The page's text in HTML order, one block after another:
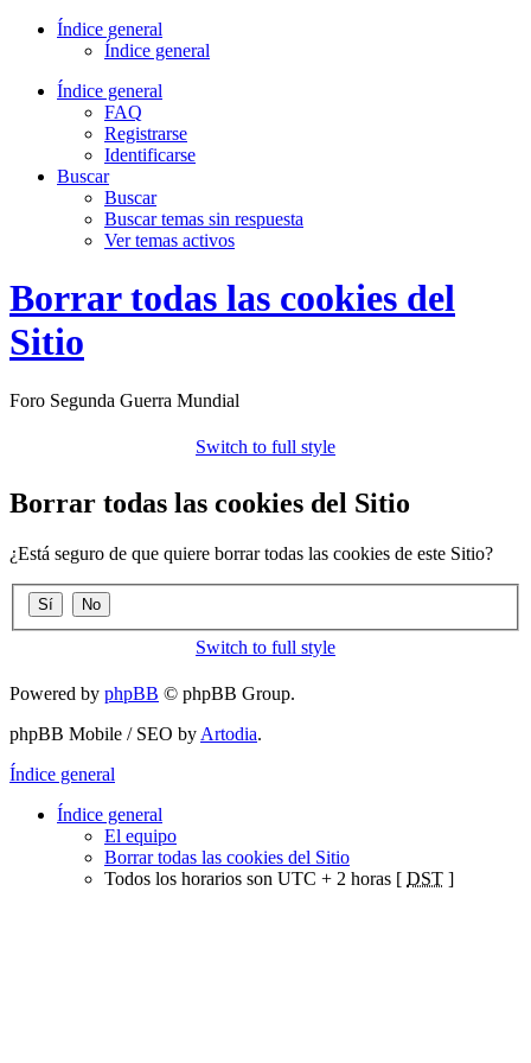
Índice general
Índice general
Índice general
FAQ
Registrarse
Identificarse
Buscar
Buscar
Buscar temas sin respuesta
Ver temas activos
Borrar todas las cookies del
Sitio
Foro Segunda Guerra Mundial
Switch to full style
Borrar todas las cookies del Sitio
¿Está seguro de que quiere borrar todas las cookies de este Sitio?
Switch to full style
Powered by phpBB © phpBB Group.
phpBB Mobile / SEO by Artodia.
Índice general
Índice general
El equipo
Borrar todas las cookies del Sitio
Todos los horarios son UTC + 2 horas [ DST ]